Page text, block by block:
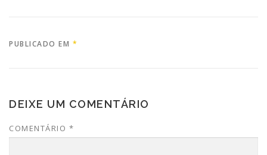
PUBLICADO EM *
DEIXE UM COMENTÁRIO
COMENTÁRIO *